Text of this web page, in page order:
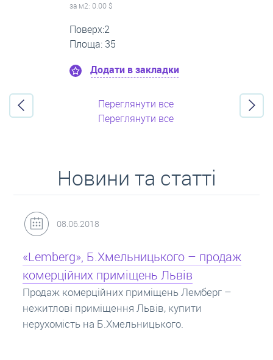
за м2: 8.33 $
Поверх:3
Площа: 60
Додати в закладки
Переглянути все
Переглянути все
Новини та статті
31.05.2018
Кредит під заставу нерухомості: іпотека
Іпотека на квартиру – кредит на житло під
заставу нерухомості. Купити в іпотеку – що
потрібно знати? Консультація від Експертів
про іпотечні кредити.